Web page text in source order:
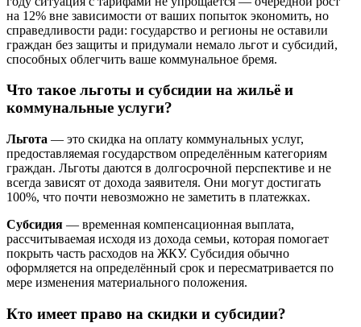
на 12% вне зависимости от ваших попыток экономить, но
справедливости ради: государство и регионы не оставили
граждан без защиты и придумали немало льгот и субсидий,
способных облегчить ваше коммунальное бремя.
Что такое льготы и субсидии на жильё и
коммунальные услуги?
Льгота — это скидка на оплату коммунальных услуг,
предоставляемая государством определённым категориям
граждан. Льготы даются в долгосрочной перспективе и не
всегда зависят от дохода заявителя. Они могут достигать
100%, что почти невозможно не заметить в платежках.
Субсидия — временная компенсационная выплата,
рассчитываемая исходя из дохода семьи, которая помогает
покрыть часть расходов на ЖКУ. Субсидия обычно
оформляется на определённый срок и пересматривается по
мере изменения материального положения.
Кто имеет право на скидки и субсидии?